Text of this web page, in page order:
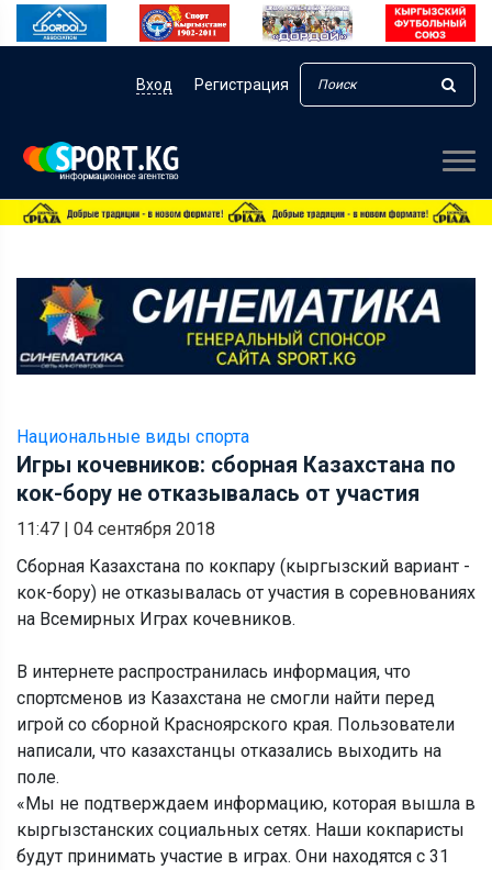
Вход Регистрация
Национальные виды спорта
Игры кочевников: сборная Казахстана по
кок-бору не отказывалась от участия
11:47 | 04 сентября 2018
Сборная Казахстана по кокпару (кыргызский вариант -
кок-бору) не отказывалась от участия в соревнованиях
на Всемирных Играх кочевников.
В интернете распространилась информация, что
спортсменов из Казахстана не смогли найти перед
игрой со сборной Красноярского края. Пользователи
написали, что казахстанцы отказались выходить на
поле.
«Мы не подтверждаем информацию, которая вышла в
кыргызстанских социальных сетях. Наши кокпаристы
будут принимать участие в играх. Они находятся с 31